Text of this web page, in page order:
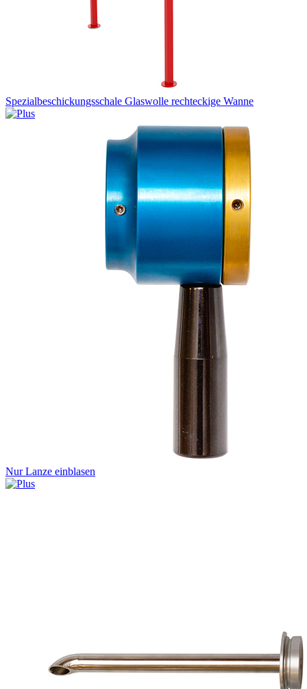
Spezialbeschickungsschale Glaswolle rechteckige Wanne
Nur Lanze einblasen